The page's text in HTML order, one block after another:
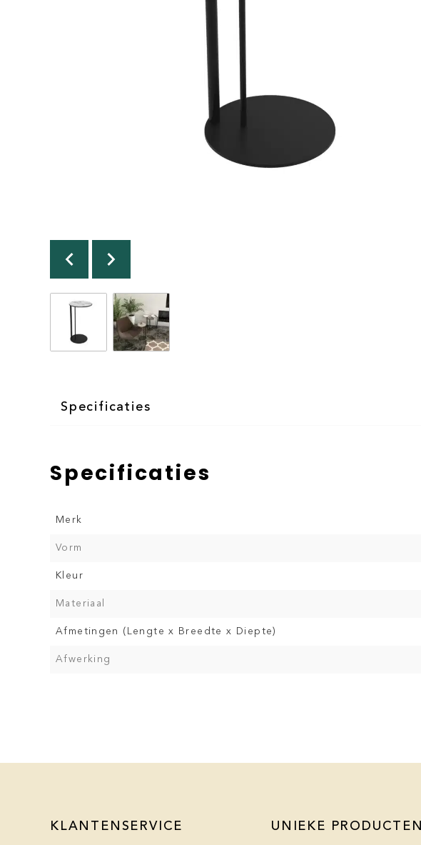
Specificaties
Specificaties
Merk
Vorm
Kleur
Materiaal
Afmetingen (Lengte x Breedte x Diepte)
Afwerking
KLANTENSERVICE UNIEKE PRODUCTEN